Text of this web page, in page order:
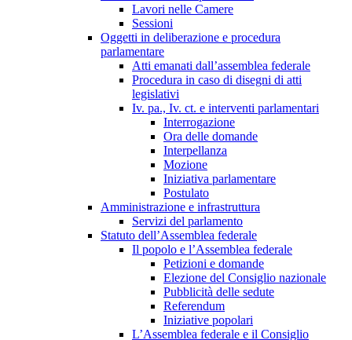
Lavori nelle Camere
Sessioni
Oggetti in deliberazione e procedura
parlamentare
Atti emanati dall’assemblea federale
Procedura in caso di disegni di atti
legislativi
Iv. pa., Iv. ct. e interventi parlamentari
Interrogazione
Ora delle domande
Interpellanza
Mozione
Iniziativa parlamentare
Postulato
Amministrazione e infrastruttura
Servizi del parlamento
Statuto dell’Assemblea federale
Il popolo e l’Assemblea federale
Petizioni e domande
Elezione del Consiglio nazionale
Pubblicità delle sedute
Referendum
Iniziative popolari
L’Assemblea federale e il Consiglio